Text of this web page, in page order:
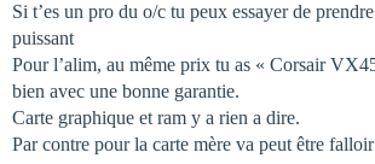
Si t’es un pro du o/c tu peux essayer de
puissant
Pour l’alim, au même prix tu as « Corsair
bien avec une bonne garantie.
Carte graphique et ram y a rien a dire.
Par contre pour la carte mère va peut être